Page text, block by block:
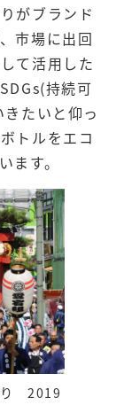
がブランド
市場に出回
て活用した
持続可
たいと仰っ
トルをエコ
ます。
り 2019